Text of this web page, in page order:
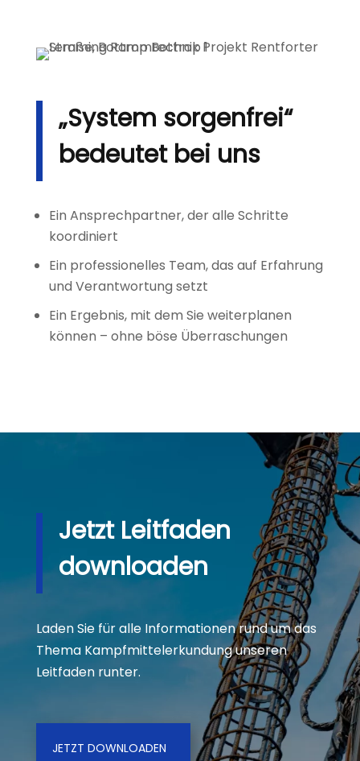
„System sorgenfrei“
bedeutet bei uns
Ein Ansprechpartner, der alle Schritte
koordiniert
Ein professionelles Team, das auf Erfahrung
und Verantwortung setzt
Ein Ergebnis, mit dem Sie weiterplanen
können – ohne böse Überraschungen
Jetzt Leitfaden
downloaden
Laden Sie für alle Informationen rund um das
Thema Kampfmittelerkundung unseren
Leitfaden runter.
JETZT DOWNLOADEN